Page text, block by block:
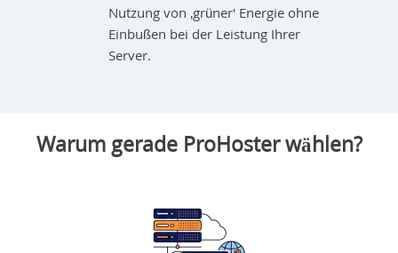
Nutzung von ‚grüner' Energie ohne
Einbußen bei der Leistung Ihrer
Server.
Warum gerade ProHoster wählen?